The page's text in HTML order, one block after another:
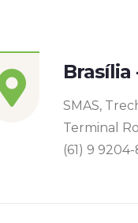
Brasília
SMAS,
Terminal
(61) 9